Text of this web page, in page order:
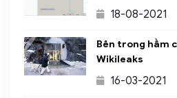
18-08-2021
Bên trong hầm
Wikileaks
16-03-2021